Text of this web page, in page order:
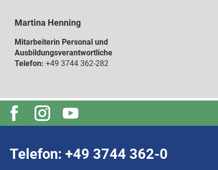
Martina Henning
Mitarbeiterin Personal und
Ausbildungsverantwortliche
Telefon: +49 3744 362-282
Telefon: +49 3744 362-0